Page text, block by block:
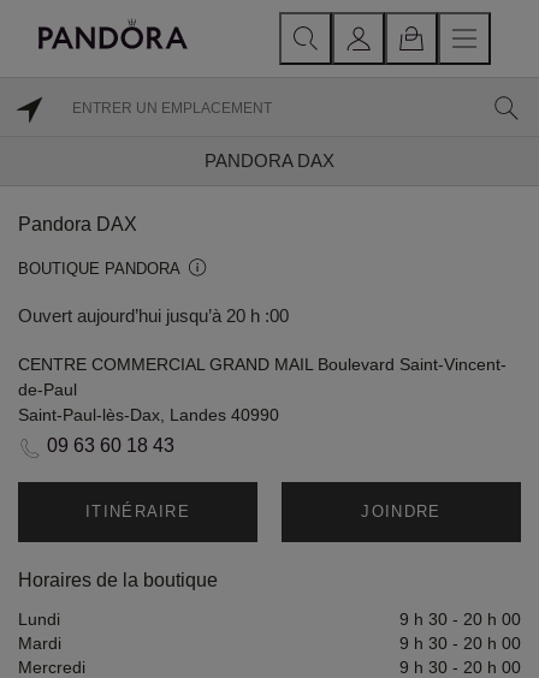
PANDORA DAX
Pandora DAX
BOUTIQUE PANDORA
Ouvert aujourd’hui jusqu’à 20 h :00
CENTRE COMMERCIAL GRAND MAIL Boulevard Saint-Vincent-
de-Paul
Saint-Paul-lès-Dax, Landes 40990
09 63 60 18 43
ITINÉRAIRE JOINDRE
Horaires de la boutique
Lundi 9 h 30 - 20 h 00
Mardi
9 h 30 - 20 h 00
Mercredi
9 h 30 - 20 h 00